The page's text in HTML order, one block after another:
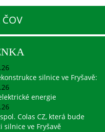
ČOV
silnice ve Fryšavě:
energie
Colas CZ, která bude
silnice ve Fryšavě